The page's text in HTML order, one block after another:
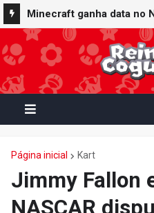
Minecraft ganha data no
Super Mario Mash-Up
gráfica exclusiva
Página inicial Kart
Jimmy Fallon
NASCAR